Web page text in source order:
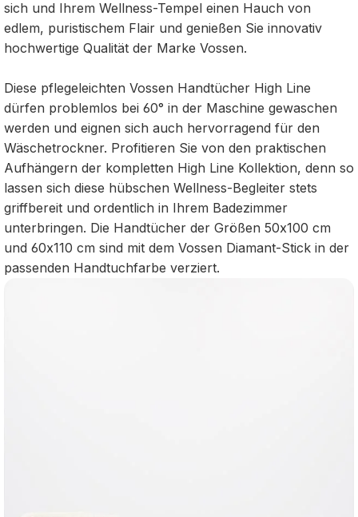
sich und Ihrem Wellness-Tempel einen Hauch von
edlem, puristischem Flair und genießen Sie innovativ
hochwertige Qualität der Marke Vossen.
Diese pflegeleichten Vossen Handtücher High Line
dürfen problemlos bei 60° in der Maschine gewaschen
werden und eignen sich auch hervorragend für den
Wäschetrockner. Profitieren Sie von den praktischen
Aufhängern der kompletten High Line Kollektion, denn so
lassen sich diese hübschen Wellness-Begleiter stets
griffbereit und ordentlich in Ihrem Badezimmer
unterbringen. Die Handtücher der Größen 50x100 cm
und 60x110 cm sind mit dem Vossen Diamant-Stick in der
passenden Handtuchfarbe verziert.